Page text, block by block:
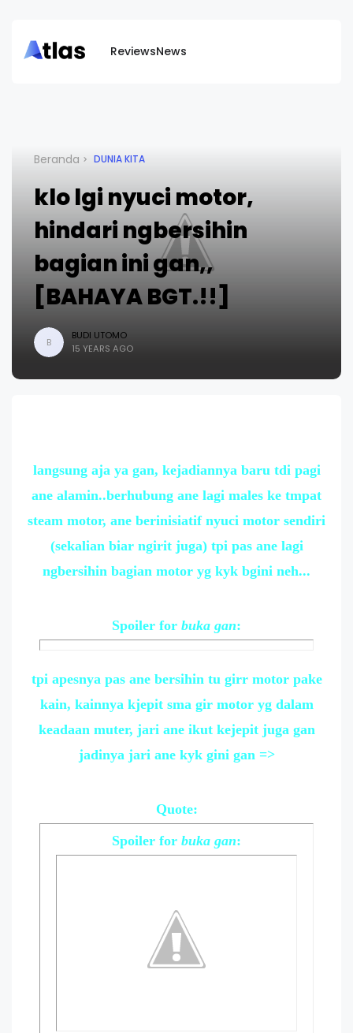
ReviewsNews
Beranda DUNIA KITA
klo lgi nyuci motor,
hindari ngbersihin
bagian ini gan,,
[BAHAYA BGT.!!]
B
BUDI UTOMO
15 YEARS AGO
langsung aja ya gan, kejadiannya baru tdi pagi
ane alamin..berhubung ane lagi males ke tmpat
steam motor, ane berinisiatif nyuci motor sendiri
(sekalian biar ngirit juga) tpi pas ane lagi
ngbersihin bagian motor yg kyk bgini neh...
Spoiler for buka gan:
tpi apesnya pas ane bersihin tu girr motor pake
kain, kainnya kjepit sma gir motor yg dalam
keadaan muter, jari ane ikut kejepit juga gan
jadinya jari ane kyk gini gan =>
Quote:
Spoiler for buka gan: